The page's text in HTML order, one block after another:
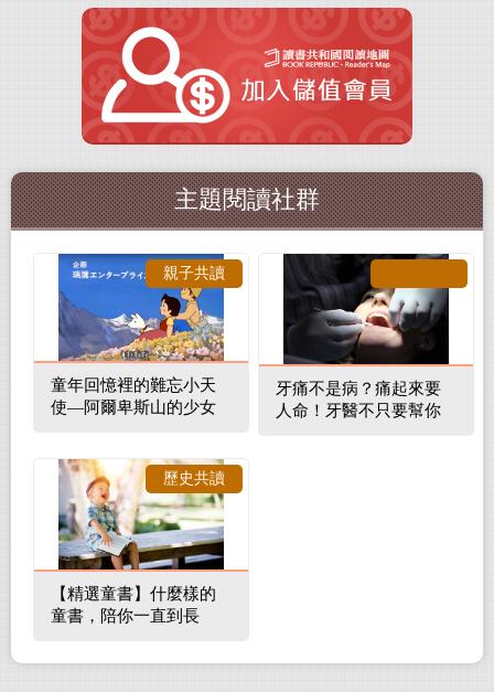
主題閱讀社群
童年回憶裡的難忘小天
使—阿爾卑斯山的少女
親子共讀
牙痛不是病？痛起來要
人命！牙醫不只要幫你
【精選童書】什麼樣的
童書，陪你一直到長
歷史共讀